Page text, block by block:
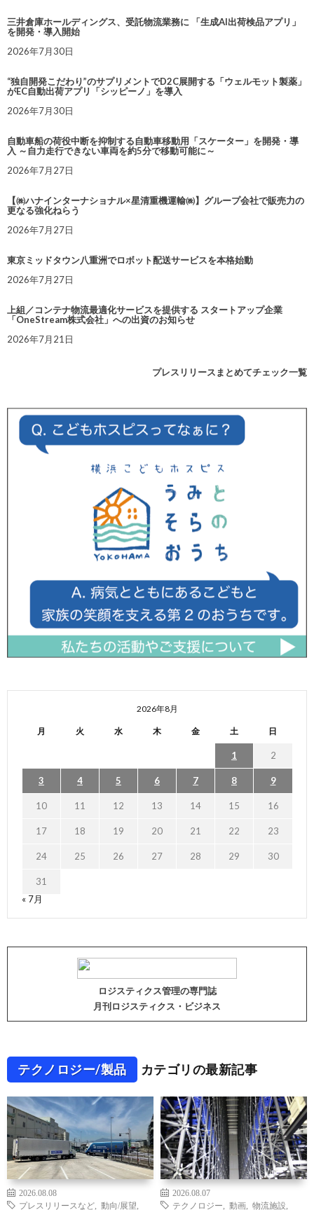
三井倉庫ホールディングス、受託物流業務に 「生成AI出荷検品アプリ」
を開発・導入開始
2026年7月30日
“独自開発こだわり”のサプリメントでD2C展開する「ウェルモット製薬」
がEC自動出荷アプリ「シッピーノ」を導入
2026年7月30日
自動車船の荷役中断を抑制する自動車移動用「スケーター」を開発・導
入 ～自力走行できない車両を約5分で移動可能に～
2026年7月27日
【㈱ハナインターナショナル×星清重機運輸㈱】グループ会社で販売力の
更なる強化ねらう
2026年7月27日
東京ミッドタウン八重洲でロボット配送サービスを本格始動
2026年7月27日
上組／コンテナ物流最適化サービスを提供する スタートアップ企業
「OneStream株式会社」への出資のお知らせ
2026年7月21日
プレスリリースまとめてチェック一覧
2026年8月
月 火 水 木 金 土 日
1 2
3 4 5 6 7 8 9
10 11 12 13 14 15 16
17 18 19 20 21 22 23
24 25 26 27 28 29 30
31
« 7月
ロジスティクス管理の専門誌
月刊ロジスティクス・ビジネス
テクノロジー/製品 カテゴリの最新記事
2026.08.08
プレスリリースなど
動向/展望
2026.08.07
テクノロジー
動画 物流施設